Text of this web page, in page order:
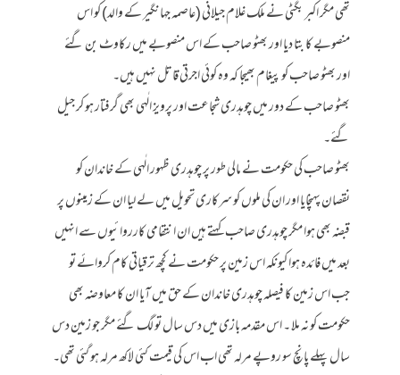
تھی مگر اکبر بگٹی نے ملک غلام جیلانی (عاصمہ جہانگیر کے والد) کو اس
منصوبے کا بتا دیا اور بھٹو صاحب کے اس منصوبے میں رکاوٹ بن گئے
اور بھٹو صاحب کو پیغام بھیجا کہ وہ کوئی اجرتی قاتل نہیں ہیں۔
بھٹو صاحب کے دور میں چوہدری شجاعت اور پرویز الٰہی بھی گرفتار ہو کر جیل
گئے۔
بھٹو صاحب کی حکومت نے مالی طور پر چوہدری ظہور الٰہی کے خاندان کو
نقصان پہنچایا اور ان کی ملوں کو سرکاری تحویل میں لے لیا ان کے زمینوں پر
قبضہ بھی ہوا مگر چوہدری صاحب کہتے ہیں ان انتقامی کارروائیوں سے انہیں
بعد میں فائدہ ہوا کیونکہ اس زمین پر حکومت نے کچھ ترقیاتی کام کروائے تو
جب اس زمین کا فیصلہ چوہدری خاندان کے حق میں آیا ان کا معاوضہ بھی
حکومت کو نہ ملا ۔ اس مقدمہ بازی میں دس سال تو لگ گئے مگر جو زمین دس
سال پہلے پانچ سو روپے مرلہ تھی اب اس کی قیمت کئی لاکھ مرلہ ہو گئی تھی۔